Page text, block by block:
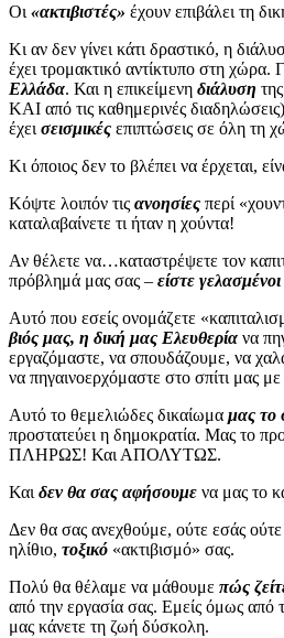
Οι «ακτιβιστές» έχουν επιβάλει τη
Κι αν δεν γίνει κάτι δραστικό, η
έχει τρομακτικό αντίκτυπο στη χώρα.
Ελλάδα. Και η επικείμενη διάλυση
ΚΑΙ από τις καθημερινές
έχει σεισμικές επιπτώσεις σε όλη τη
Κι όποιος δεν το βλέπει να έρχεται,
Κόψτε λοιπόν τις ανοησίες περί
καταλαβαίνετε τι ήταν η χούντα!
Αν θέλετε να…καταστρέψετε τον
πρόβλημά μας σας – είστε γελασμένοι
Αυτό που εσείς ονομάζετε
βιός μας, η δική μας Ελευθερία να
εργαζόμαστε, να σπουδάζουμε, να
να πηγαινοερχόμαστε στο σπίτι μας
Αυτό το θεμελιώδες δικαίωμα μας το
προστατεύει η δημοκρατία. Μας το
ΠΛΗΡΩΣ! Και ΑΠΟΛΥΤΩΣ.
Και δεν θα σας αφήσουμε να μας το
Δεν θα σας ανεχθούμε, ούτε εσάς ούτε
ηλίθιο, τοξικό «ακτιβισμό» σας.
Πολύ θα θέλαμε να μάθουμε πώς
από την εργασία σας. Εμείς όμως από
μας κάνετε τη ζωή δύσκολη.